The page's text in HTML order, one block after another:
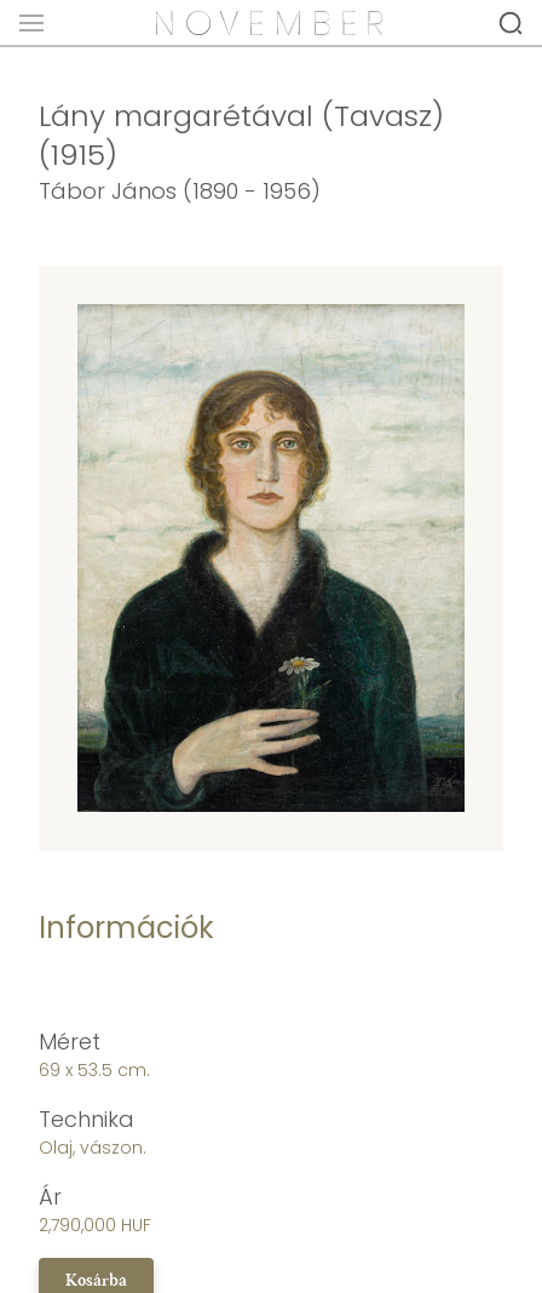
Lány margarétával (Tavasz)
(1915)
Tábor János (1890 - 1956)
Információk
Méret
69 x 53.5 cm.
Technika
Olaj, vászon.
Ár
2,790,000 HUF
Kosárba